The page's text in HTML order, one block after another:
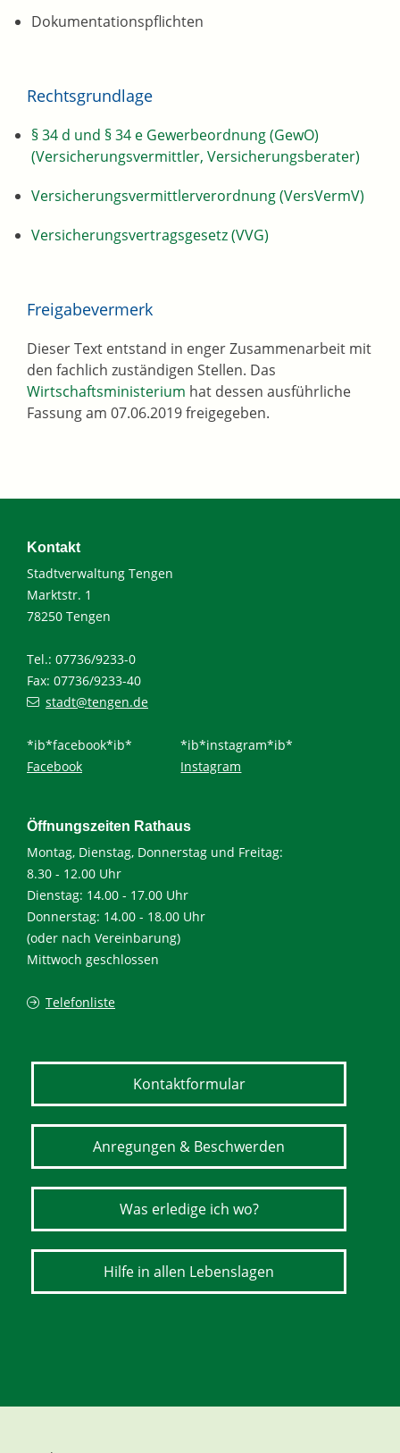
Dokumentationspflichten
Rechtsgrundlage
§ 34 d und § 34 e Gewerbeordnung (GewO)
(Versicherungsvermittler, Versicherungsberater)
Versicherungsvermittlerverordnung (VersVermV)
Versicherungsvertragsgesetz (VVG)
Freigabevermerk
Dieser Text entstand in enger Zusammenarbeit mit
den fachlich zuständigen Stellen. Das
Wirtschaftsministerium hat dessen ausführliche
Fassung am 07.06.2019 freigegeben.
Kontakt
Stadtverwaltung Tengen
Marktstr. 1
78250 Tengen
Tel.: 07736/9233-0
Fax: 07736/9233-40
stadt@tengen.de
*ib*facebook*ib*
Facebook
*ib*instagram*ib*
Instagram
Öffnungszeiten Rathaus
Montag, Dienstag, Donnerstag und Freitag:
8.30 - 12.00 Uhr
Dienstag: 14.00 - 17.00 Uhr
Donnerstag: 14.00 - 18.00 Uhr
(oder nach Vereinbarung)
Mittwoch geschlossen
Telefonliste
Kontaktformular
Anregungen & Beschwerden
Was erledige ich wo?
Hilfe in allen Lebenslagen